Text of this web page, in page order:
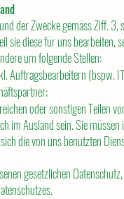
der Zwecke gemäss Ziff. 3,
sie diese für uns bearbeiten,
um folgende Stellen:
Auftragsbearbeitern (bspw.
oder sonstigen Teilen
im Ausland sein. Sie
die von uns benutzten
gesetzlichen